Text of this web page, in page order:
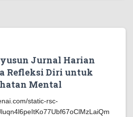
Jurnal Harian
Refleksi Diri untuk
Mental